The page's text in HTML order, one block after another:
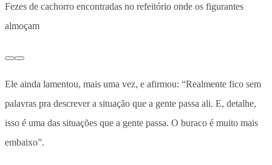
Fezes de cachorro encontradas no refeitório onde os figurantes
almoçam
Ele ainda lamentou, mais uma vez, e afirmou: “Realmente fico sem
palavras pra descrever a situação que a gente passa ali. E, detalhe,
isso é uma das situações que a gente passa. O buraco é muito mais
embaixo”.